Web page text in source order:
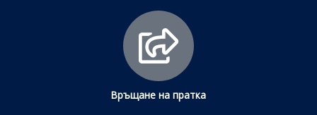
Връщане на пратка